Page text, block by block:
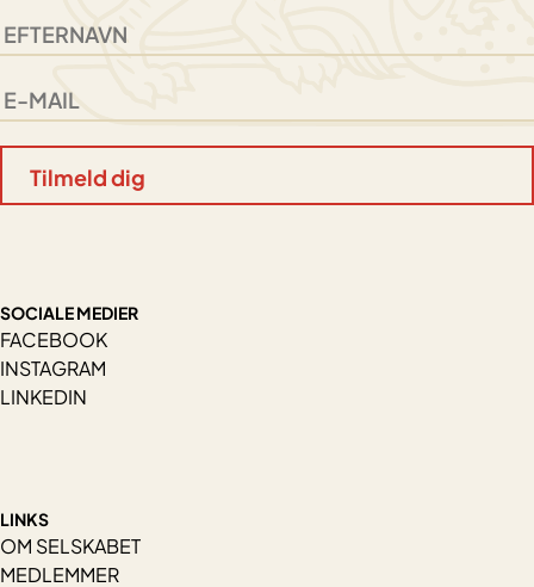
SOCIALE MEDIER
FACEBOOK
INSTAGRAM
LINKEDIN
LINKS
OM SELSKABET
MEDLEMMER